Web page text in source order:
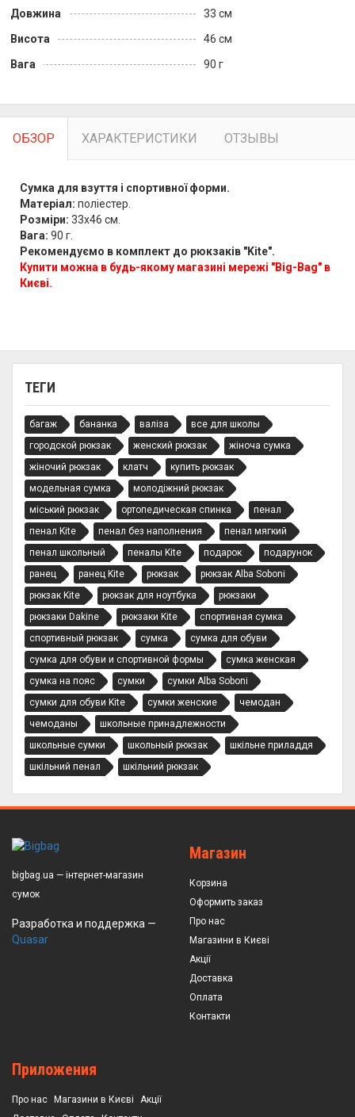
Довжина
33 см
Висота
46 см
Вага
90 г
ТЕГИ
багаж бананка валіза
все для школы
городской рюкзак
женский рюкзак
жіноча сумка
жіночий рюкзак
клатч
купить рюкзак
модельная сумка
молодіжний рюкзак
міський рюкзак
ортопедическая спинка
пенал
пенал Kite
пенал без наполнения
пенал мягкий
пенал школьный
пеналы Kite подарок
подарунок
ранец
ранец Kite рюкзак
рюкзак Alba Soboni
рюкзак Kite
рюкзак для ноутбука
рюкзаки
рюкзаки Dakine
рюкзаки Kite
спортивная сумка
спортивный рюкзак
сумка
сумка для обуви
сумка для обуви и спортивной формы
сумка женская
сумка на пояс
сумки
сумки Alba Soboni
сумки для обуви Kite
сумки женские
чемодан
чемоданы
школьные принадлежности
школьные сумки
школьный рюкзак
шкільне приладдя
шкільний пенал
шкільний рюкзак
ОБЗОР ХАРАКТЕРИСТИКИ ОТЗЫВЫ
Сумка для взуття і спортивної форми.
Матеріал: поліестер.
Розміри: 33х46 см.
Вага: 90 г.
Рекомендуємо в комплект до рюкзаків "Kite".
Купити можна в будь-якому магазині мережі "Big-Bag" в
Києві.
bigbag.ua — інтернет-магазин
сумок
Разработка и поддержка —
Quasar
Магазин
Корзина
Оформить заказ
Про нас
Магазини в Києві
Акції
Доставка
Оплата
Контакти
Приложения
Про нас Магазини в Києві
Акції